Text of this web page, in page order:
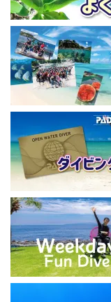
神奈川県藤沢市 南藤
本社企画部
0466-
#ダイビングライセ
#papalagi